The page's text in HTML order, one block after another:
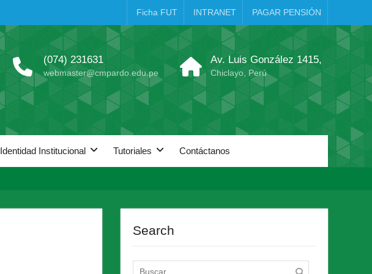
Ficha FUT INTRANET PAGAR PENSIÓN
(074) 231631
webmaster@cmpardo.edu.pe
Av. Luis González 1415,
Chiclayo, Perú
Identidad Institucional Tutoriales Contáctanos
Search
Buscar: